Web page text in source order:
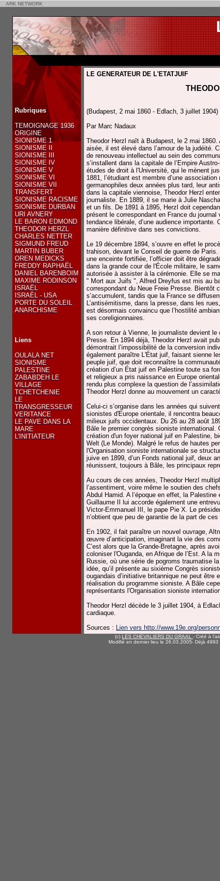
ARK NETWORK
Rubriques
TEMOIGNAGE 1936
ORIGINE
SIONISME 1
SIONISME II
SIONISME III
SIONISME IV
SIONISME V
SIONISME VI
SIONISME VII
TRANSFERT
SIONISME RACISME
SIONISME DURBAN
URI AVNERY
LE BARON EDMOND
THEODOR HERZL
CHARLES NETTER
SIGMUND FREUD
MARTIN BUBER
OREN MEDICKS
FREDDY RAPHAËL
DANIEL BARENBOIM
MAXIME RODINSON
ISRAËL
ISRAËL - USA
PORTE DU SOLEIL
ANARCHISME
Liens
OULALA NET
SIONISME
PALESTINE
ZABABDEH LE
VILLAGE
TCHETCHENIE
LE
TRANSGRESSEUR
VERITANCE
LE PAVE DANS LA
MARE
L'INITIATEUR
LE GENERATEUR DE L'ETATJUIF
(Budapest, 2 mai 1860 - Edlach, 3 juillet 1904)
Par Marc Nadaux
Theodor Herzl naît à Budapest, le 2 mai
aisée, il est élevé dans l’amour de la judéité.
de renouveau intellectuel au sein des
s’installent dans la capitale de l’Empire
études de droit à l'Université, qui le mènent
1881, l’étudiant est membre d’une
germanophiles deux années plus tard, leur
dans la capitale viennoise, Theodor Herzl
journaliste. En 1889, il se marie à Julie
et un fils. De 1891 à 1895, Herzl doit
présent le correspondant en France du
tendance libérale, d’une audience importante.
manière définitive dans ses convictions.
Le 19 décembre 1894, s’ouvre en effet le
trahison, devant le Conseil de guerre de
une enceinte fortifiée, l’officier doit être
dans la grande cour de l'École militaire, le
autorisée à assister à la cérémonie. Elle se
" Mort aux Juifs ", Alfred Dreyfus est mis au
correspondant du Neue Freie Presse. Bientôt
s’accumulent, tandis que la France se
L’antisémitisme, dans la presse, dans les
est désormais convaincu que l’hostilité
ses coreligionnaires.
A son retour à Vienne, le journaliste devient
Presse. En 1894 déjà, Theodor Herzl avait
démontrait l’impossibilité de la conversion
également paraître L'État juif, faisant sienne
peuple juif, que doit reconnaître la
création d’un État juif en Palestine toute sa
et religieux a pris naissance en Europe
rendu plus complexe la question de
Theodor Herzl donne au mouvement un
Celui-ci s’organise dans les années qui
sionistes d'Europe orientale, il rencontra
milieux juifs occidentaux. Du 26 au 28 août
Bâle le premier congrès sioniste
création d'un foyer national juif en Palestine,
Welt (Le Monde). Malgré le refus de hautes
l'Organisation sioniste internationale se
juive en 1899, d’un Fonds national juif, deux
réunissent, toujours à Bâle, les principaux
Au cours de ces années, Theodor Herzl
l’assentiment, voire même le soutien des
Abdul Hamid. A l’époque en effet, la
Guillaume II lui accorde également une
Victor-Emmanuel III, le pape Pie X. Le
n’obtient que peu de garantie de la part de
En 1902, il fait paraître un nouvel ouvrage,
œuvre d’anticipation, imaginant la vie des
C’est alors que la Grande-Bretagne, après
coloniser l'Ouganda, en Afrique de l’Est. A la
Russie, où une série de pogroms traumatise
idée, qu’il présente au sixième Congrès
ougandais d’initiative britannique ne peut être
réalisation du programme sioniste. A Bâle
représentants l'Organisation sioniste
Theodor Herzl décède le 3 juillet 1904, à
cardiaque.
Sources : Lien vers http://www.19e.org/
(c) LES CHEVALIERS DU GRAAL - Créé à
Modifié en dernier lieu le 26.03.2005- Déjà 4993